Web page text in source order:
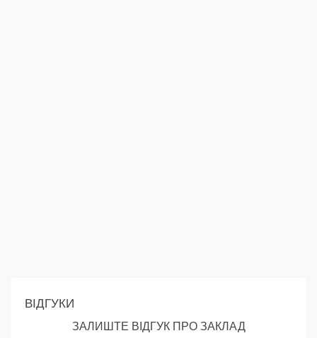
ВІДГУКИ
ЗАЛИШТЕ ВІДГУК ПРО ЗАКЛАД